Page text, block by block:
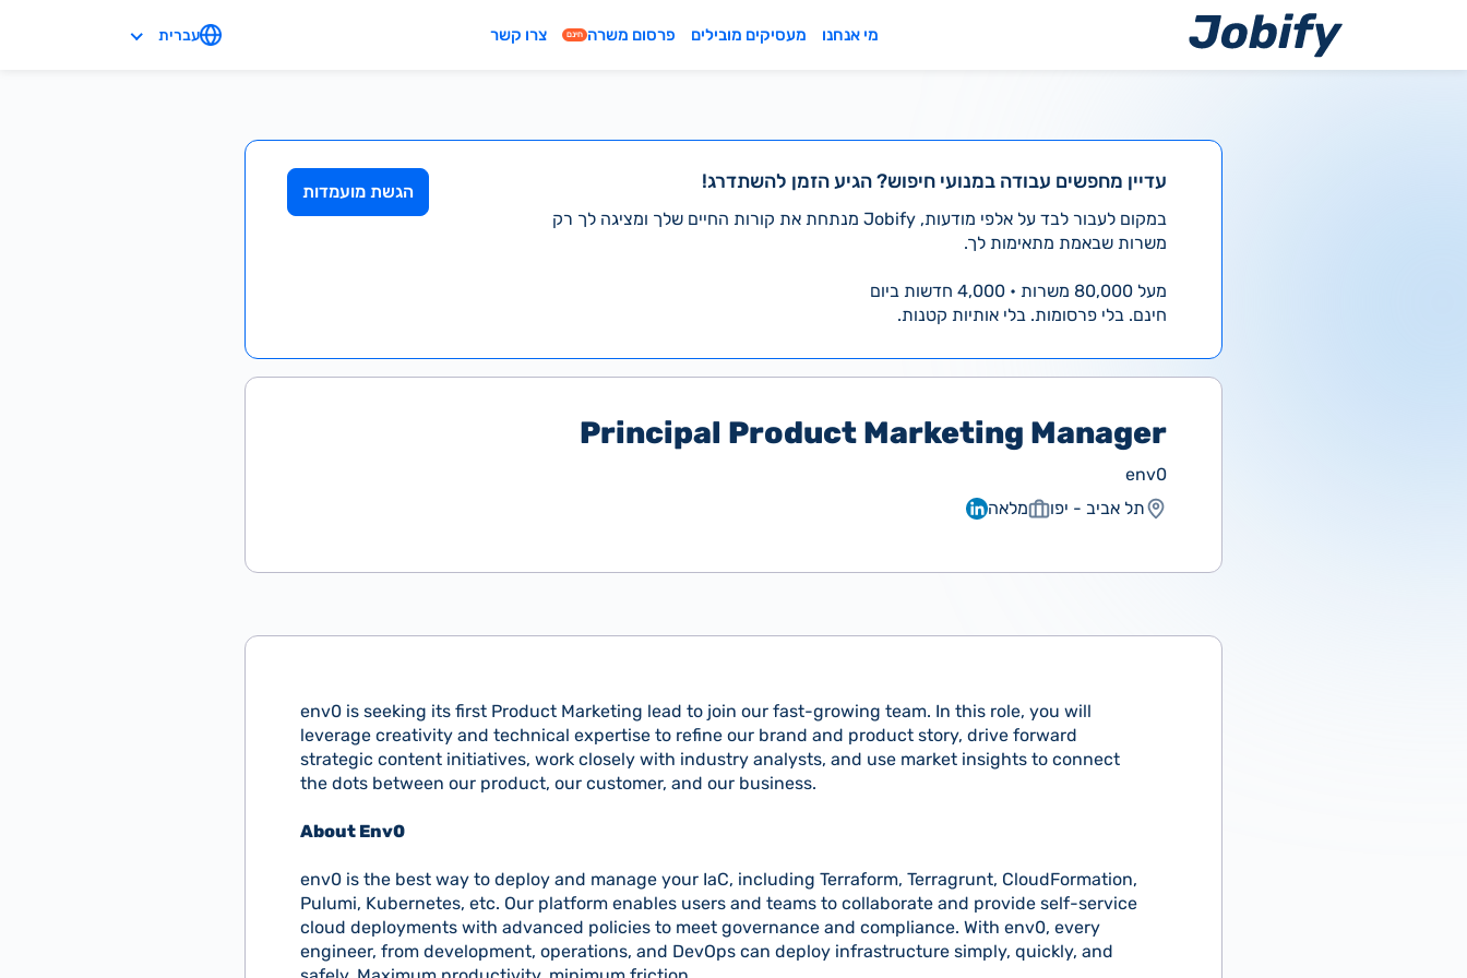
מי אנחנו מעסיקים מובילים פרסום משרה חינם צרו קשר עברית
עדיין מחפשים עבודה במנועי חיפוש? הגיע הזמן להשתדרג!
במקום לעבור לבד על אלפי מודעות, Jobify מנתחת את קורות החיים שלך ומציגה לך רק
משרות שבאמת מתאימות לך.
מעל 80,000 משרות • 4,000 חדשות ביום
חינם. בלי פרסומות. בלי אותיות קטנות.
הגשת מועמדות
Principal Product Marketing Manager
env0
תל אביב - יפו
מלאה
env0 is seeking its first Product Marketing lead to join our fast-growing team. In this role, you will
leverage creativity and technical expertise to refine our brand and product story, drive forward
strategic content initiatives, work closely with industry analysts, and use market insights to connect
the dots between our product, our customer, and our business.
About Env0
env0 is the best way to deploy and manage your IaC, including Terraform, Terragrunt, CloudFormation,
Pulumi, Kubernetes, etc. Our platform enables users and teams to collaborate and provide self-service
cloud deployments with advanced policies to meet governance and compliance. With env0, every
engineer, from development, operations, and DevOps can deploy infrastructure simply, quickly, and